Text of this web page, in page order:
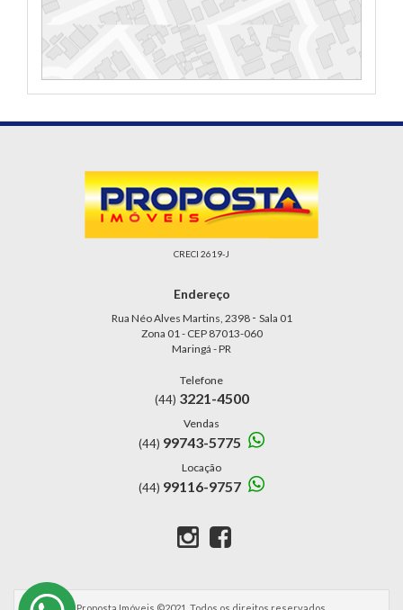
CRECI 2619-J
Endereço
Rua Néo Alves Martins, 2398 - Sala 01
Zona 01 - CEP 87013-060
Maringá - PR
Telefone
(44) 3221-4500
Vendas
(44) 99743-5775
Locação
(44) 99116-9757